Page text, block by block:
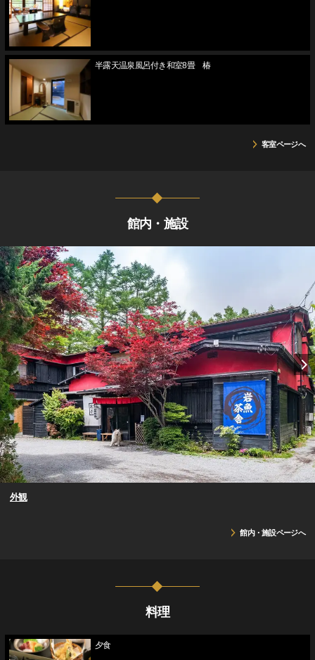
半露天温泉風呂付き和室8畳 椿
客室ページへ
館内・施設
外観
館内・施設ページへ
料理
夕食